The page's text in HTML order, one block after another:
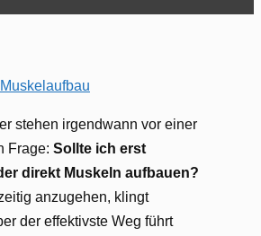
Muskelaufbau
stehen irgendwann vor einer
Frage: Sollte ich erst
direkt Muskeln aufbauen?
anzugehen, klingt
der effektivste Weg führt